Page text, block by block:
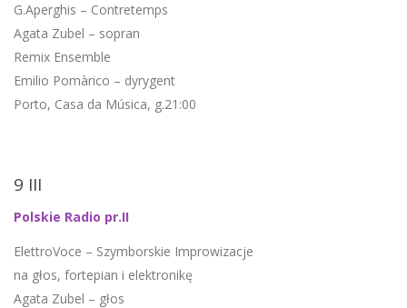
G.Aperghis – Contretemps
Agata Zubel – sopran
Remix Ensemble
Emilio Pomàrico – dyrygent
Porto, Casa da Música, g.21:00
9 III
Polskie Radio pr.II
ElettroVoce – Szymborskie Improwizacje
na głos, fortepian i elektronikę
Agata Zubel – głos